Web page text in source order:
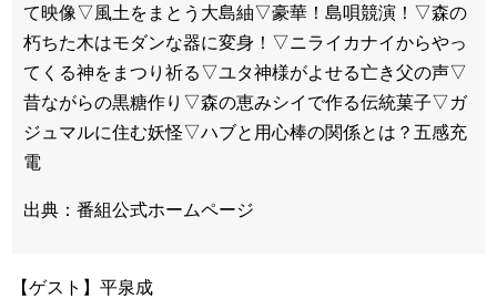
て映像▽風土をまとう大島紬▽豪華！島唄競演！▽森の
朽ちた木はモダンな器に変身！▽ニライカナイからやっ
てくる神をまつり祈る▽ユタ神様がよせる亡き父の声▽
昔ながらの黒糖作り▽森の恵みシイで作る伝統菓子▽ガ
ジュマルに住む妖怪▽ハブと用心棒の関係とは？五感充
電
出典：番組公式ホームページ
【ゲスト】平泉成